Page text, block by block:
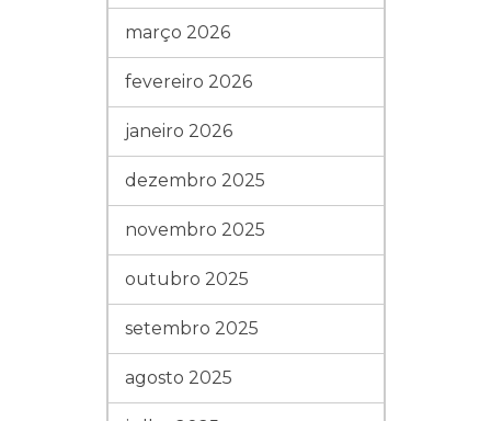
março 2026
fevereiro 2026
janeiro 2026
dezembro 2025
novembro 2025
outubro 2025
setembro 2025
agosto 2025